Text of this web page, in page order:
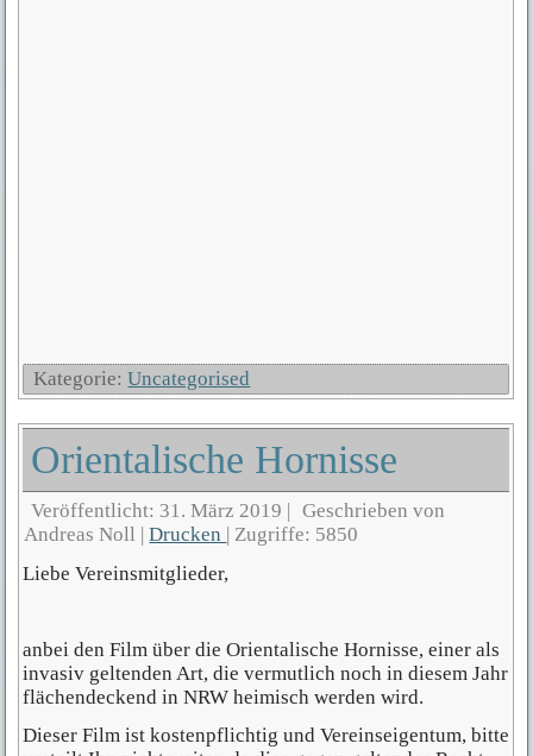
Kategorie:Uncategorised
Orientalische Hornisse
Veröffentlicht: 31. März 2019
Geschrieben von
Andreas Noll |Drucken
Zugriffe: 5850
Liebe Vereinsmitglieder,
anbei den Film über die Orientalische Hornisse, einer als
invasiv geltenden Art, die vermutlich noch in diesem Jahr
flächendeckend in NRW heimisch werden wird.
Dieser Film ist kostenpflichtig und Vereinseigentum, bitte